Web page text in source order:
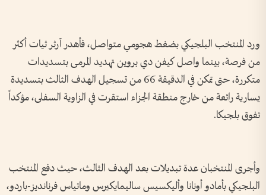
ورد المنتخب البلجيكي بضغط هجومي متواصل، فأهدر آرثر ثيات أكثر
من فرصة، بينما واصل كيفن دي بروين تهديد المرمى بتسديدات
متكررة، حتى تمكن في الدقيقة 66 من تسجيل الهدف الثالث بتسديدة
يسارية رائعة من خارج منطقة الجزاء استقرت في الزاوية السفلى، مؤكداً
تفوق بلجيكا.
وأجرى المنتخبان عدة تبديلات بعد الهدف الثالث، حيث دفع المنتخب
البلجيكي بأمادو أونانا وأليكسيس ساليمايكيرس وماتياس فرنانديز-باردو،